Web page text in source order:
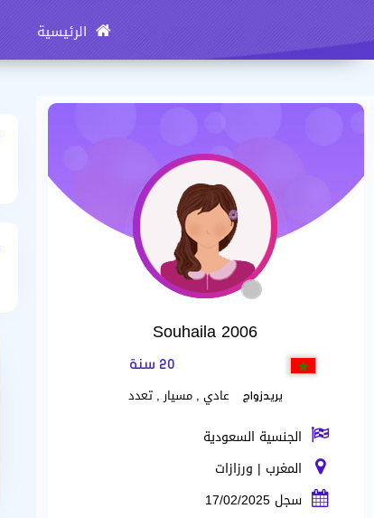
الرئيسية
Souhaila 2006
20 سنة
يريدزواج عادي , مسيار , تعدد
الجنسية السعودية
المغرب | ورزازات
سجل 17/02/2025